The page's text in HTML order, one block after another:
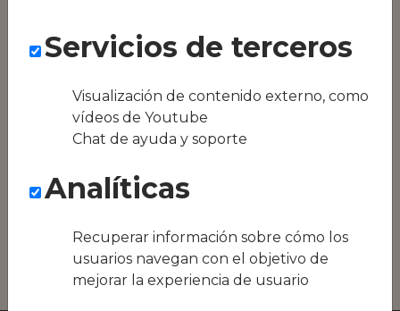
RR.HH
Conseguimos la
oferta local de tu
ser Hermanos
Tejada o
Loma
Servicios de terceros
Visualización de contenido externo, como
vídeos de Youtube
Chat de ayuda y soporte
Analíticas
Recuperar información sobre cómo los
usuarios navegan con el objetivo de
mejorar la experiencia de usuario